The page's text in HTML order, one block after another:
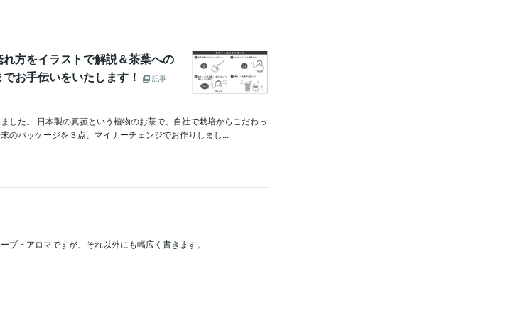
方をイラストで解説＆茶葉への
お手伝いをいたします！
記事
した。 日本製の真菰という植物のお茶で、自社で栽培からこだわっ
のパッケージを３点、マイナーチェンジでお作りしまし...
・アロマですが、それ以外にも幅広く書きます。